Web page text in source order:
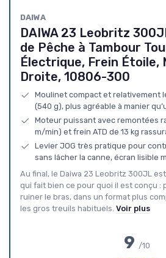
DAIWA
DAIWA 23 Leobritz
de Pêche à Tambour
Électrique, Frein Étoile,
Droite, 10806-300
Moulinet compact et relativement
(540 g), plus agréable à manier
Moteur puissant avec remontées
m/min) et frein ATD de 13 kg
Levier JOG très pratique pour
sans lâcher la canne, écran lisible
Au final, le Daiwa 23 Leobritz 300JL
qui fait bien ce pour quoi il est conçu :
ruiner le bras, dans un format plus
les gros treuils habituels. Voir plus
9 /10